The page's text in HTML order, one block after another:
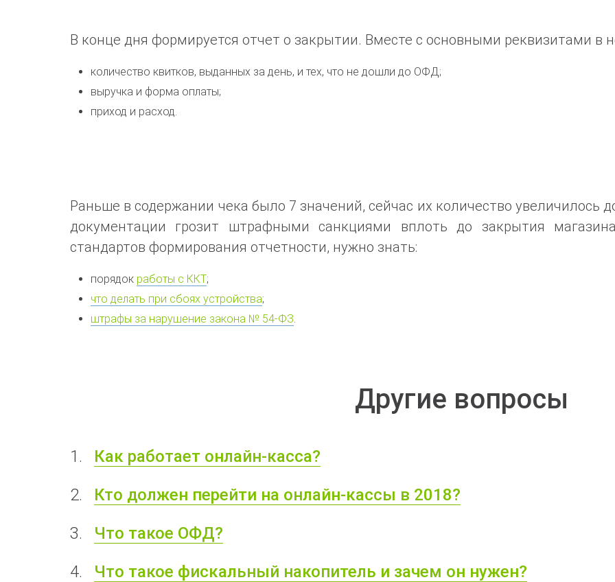
В конце дня формируется отчет о закрытии. Вместе с основными реквизитами в
количество квитков, выданных за день, и тех, что не дошли до ОФД;
выручка и форма оплаты;
приход и расход.
Раньше в содержании чека было 7 значений, сейчас их количество увеличилось
документации грозит штрафными санкциями вплоть до закрытия
стандартов формирования отчетности, нужно знать:
порядок работы с ККТ;
что делать при сбоях устройства;
штрафы за нарушение закона № 54-ФЗ.
Другие вопросы
Как работает онлайн-касса?
Кто должен перейти на онлайн-кассы в 2018?
Что такое ОФД?
Что такое фискальный накопитель и зачем он нужен?